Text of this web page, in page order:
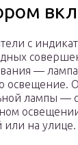
с
— лампа
освещение.
лампы —
или на улице.